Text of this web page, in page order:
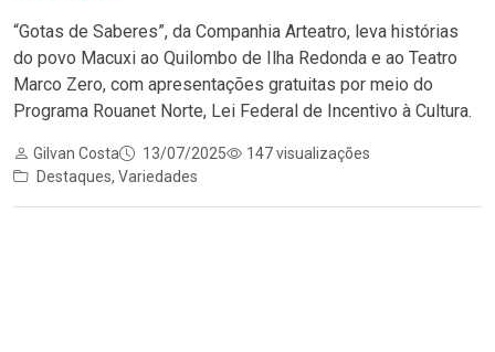
“Gotas de Saberes”, da Companhia Arteatro, leva histórias
do povo Macuxi ao Quilombo de Ilha Redonda e ao Teatro
Marco Zero, com apresentações gratuitas por meio do
Programa Rouanet Norte, Lei Federal de Incentivo à Cultura.
Gilvan Costa 13/07/2025
147 visualizações
Destaques, Variedades